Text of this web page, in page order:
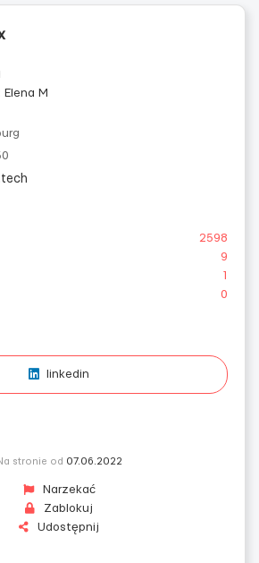
Elena M
2598
9
1
0
linkedin
stronie od 07.06.2022
Narzekać
Zablokuj
Udostępnij